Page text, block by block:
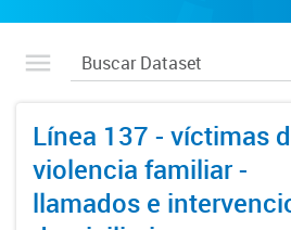
Línea 137 - víctimas
violencia familiar -
llamados e